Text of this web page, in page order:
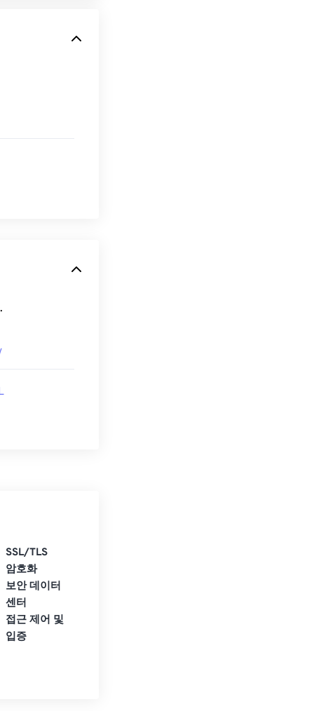
SSL/TLS
암호화
보안 데이터
센터
접근 제어 및
입증